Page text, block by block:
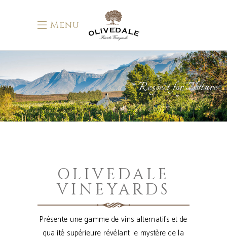
Menu
Respect for Nature
OLIVEDALE
VINEYARDS
Présente une gamme de vins alternatifs et de
qualité supérieure révélant le mystère de la